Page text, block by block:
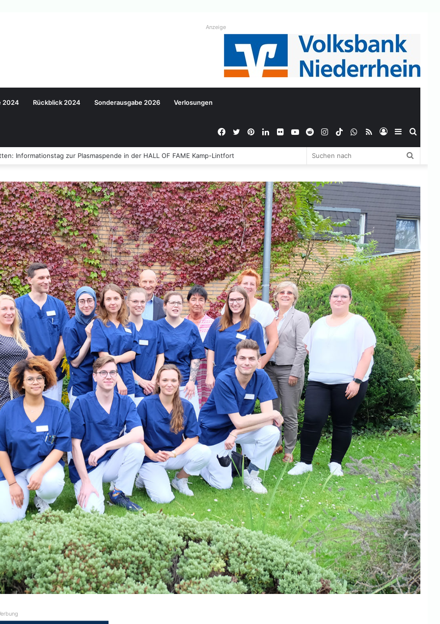
Anzeige
2024 Rückblick 2024 Sonderausgabe 2026 Verlosungen
Sidebar
Anmelden
RSS
WhatsApp
TikTok
Instagram
Reddit
YouTube
Flickr
LinkedIn
Pinterest
Twitter
Facebook
Informationstag zur Plasmaspende in der HALL OF FAME Kamp-Lintfort